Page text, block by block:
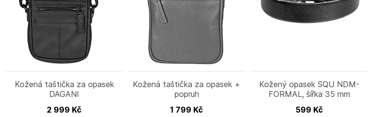
Kožená taštička za opasek
DAGANI
2 999 Kč
Kožená taštička za opasek +
popruh
1 799 Kč
Kožený opasek SQU NDM-
FORMAL, šířka 35 mm
599 Kč